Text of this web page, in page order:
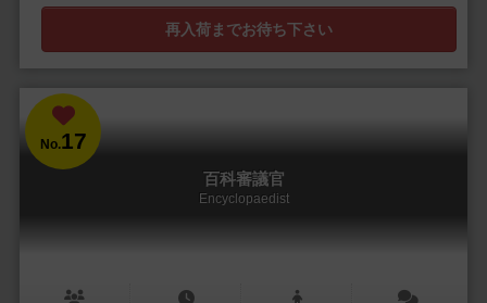
再入荷までお待ち下さい
No.17
百科審議官
Encyclopaedist